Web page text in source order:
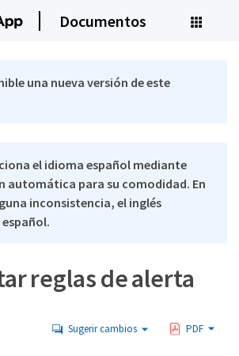
Documentos
una nueva versión de este
el idioma español mediante
automática para su comodidad. En
inconsistencia, el inglés
reglas de alerta
Sugerir cambios PDF